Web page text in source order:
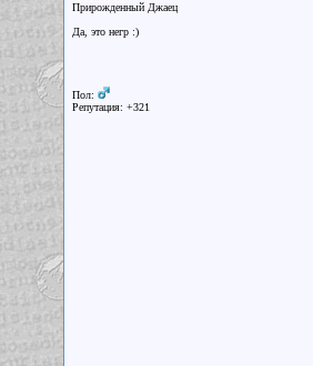
Прирожденный Джаец
Да, это негр :)
Пол:
Репутация: +321